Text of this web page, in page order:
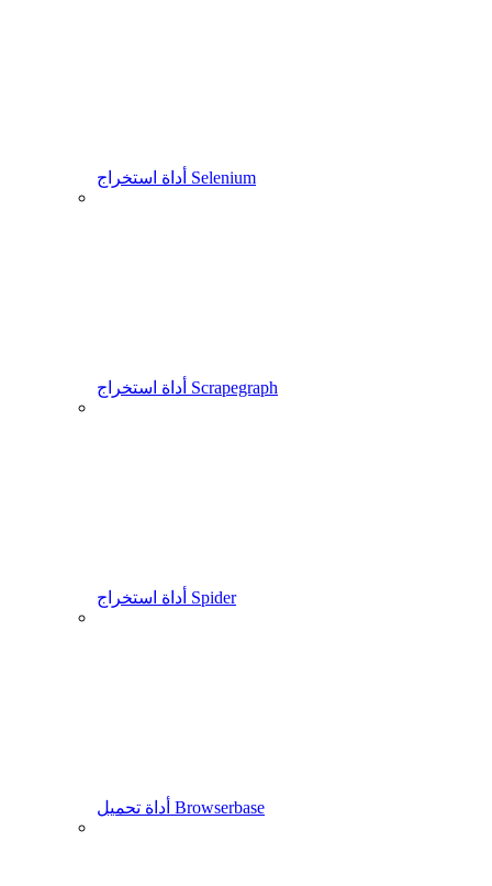
أداة استخراج Selenium
أداة استخراج Scrapegraph
أداة استخراج Spider
أداة تحميل Browserbase